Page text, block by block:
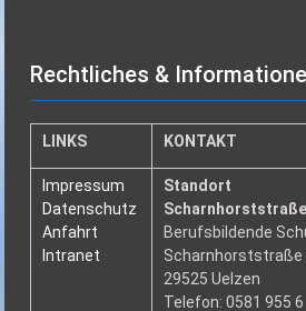
Rechtliches &
LINKS KONTAKT
Impressum
Datenschutz
Anfahrt
Intranet
Standort
Scharnhorststraße
Berufsbildende
Scharnhorststraße
29525 Uelzen
Telefon: 0581 955 6